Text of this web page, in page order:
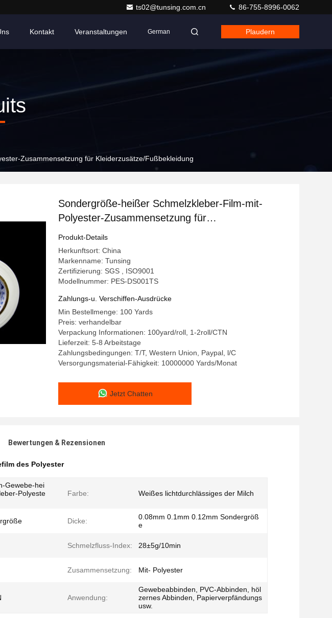
ts02@tunsing.com.cn 86-755-8996-0062
Kontakt Veranstaltungen German Plaudern
Zusammensetzung für Kleiderzusätze/Fußbekleidung
Sondergröße-heißer Schmelzkleber-Film-mit-
Polyester-Zusammensetzung für
Kleiderzusätze/Fußbekleidung
Produkt-Details
Herkunftsort: China
Markenname: Tunsing
Zertifizierung: SGS , ISO9001
Modellnummer: PES-DS001TS
Zahlungs-u. Verschiffen-Ausdrücke
Min Bestellmenge: 100 Yards
Preis: verhandelbar
Verpackung Informationen: 100yard/roll, 1-2roll/CTN
Lieferzeit: 5-8 Arbeitstage
Zahlungsbedingungen: T/T, Western Union, Paypal, l/C
Versorgungsmaterial-Fähigkeit: 10000000 Yards/Monat
Jetzt Chatten
Bewertungen & Rezensionen
des Polyester
Gewebe-hei
Polyeste
Farbe: Weißes lichtdurchlässiges der Milch
Dicke:
0.08mm 0.1mm 0.12mm Sondergröß
e
Schmelzfluss-Index: 28±5g/10min
Zusammensetzung: Mit- Polyester
Anwendung:
Gewebeabbinden, PVC-Abbinden, höl
zernes Abbinden, Papierverpfändungs
usw.